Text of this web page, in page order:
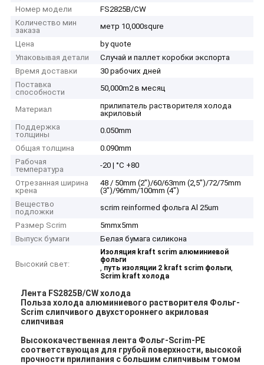
Номер модели
FS2825B/CW
Количество мин
заказа
метр 10,000squre
Цена
by quote
Упаковывая детали
Случай и паллет коробки экспорта
Время доставки
30 рабочих дней
Поставка
способности
50,000m2 в месяц
Материал
прилипатель растворителя холода
акриловый
Поддержка
толщины
0.050mm
Общая толщина
0.090mm
Рабочая
температура
-20 | °C +80
Отрезанная ширина
крена
48 / 50mm (2")/60/63mm (2,5")/72/75mm
(3")/96mm/100mm (4")
Вещество
подложки
scrim reinformed фольга Al 25um
Размер Scrim
5mmx5mm
Выпуск бумаги
Белая бумага силикона
Высокий свет:
Изоляция kraft scrim алюминиевой
фольги
, путь изоляции 2 kraft scrim фольги,
Scrim kraft холода
Лента FS2825B/CW холода
Польза холода алюминиевого растворителя Фольг-
Scrim слипчивого двухстороннего акриловая
слипчивая
Высококачественная лента Фольг-Scrim-PE
соответствующая для грубой поверхности, высокой
прочности прилипания с большим слипчивым томом